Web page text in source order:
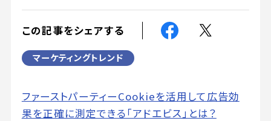
この記事をシェアする
マーケティングトレンド
ファーストパーティーCookieを活用して広告効
果を正確に測定できる「アドエビス」とは？